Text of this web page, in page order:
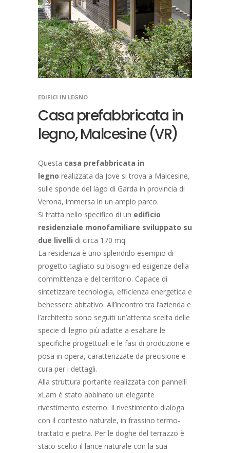
EDIFICI IN LEGNO
Casa prefabbricata in
legno, Malcesine (VR)
Questa casa prefabbricata in
legno realizzata da Jove si trova a Malcesine,
sulle sponde del lago di Garda in provincia di
Verona, immersa in un ampio parco.
Si tratta nello specifico di un edificio
residenziale monofamiliare sviluppato su
due livelli di circa 170 mq.
La residenza è uno splendido esempio di
progetto tagliato su bisogni ed esigenze della
committenza e del territorio. Capace di
sintetizzare tecnologia, efficienza energetica e
benessere abitativo. All’incontro tra l’azienda e
l’architetto sono seguiti un’attenta scelta delle
specie di legno più adatte a esaltare le
specifiche progettuali e le fasi di produzione e
posa in opera, caratterizzate da precisione e
cura per i dettagli.
Alla struttura portante realizzata con pannelli
xLam è stato abbinato un elegante
rivestimento esterno. Il rivestimento dialoga
con il contesto naturale, in frassino termo-
trattato e pietra. Per le doghe del terrazzo è
stato scelto il larice naturale con la sua